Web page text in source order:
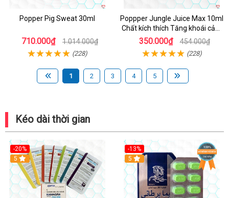
Popper Pig Sweat 30ml
710.000₫ 1.014.000₫
(228)
Poppper Jungle Juice Max 10ml
Chất kích thích Tăng khoái cảm
An toàn
350.000₫ 454.000₫
(228)
1 2 3 4 5
Kéo dài thời gian
-20%
5
-13%
Hot
5